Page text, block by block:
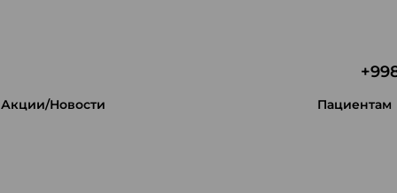
Акции/Новости Пациентам